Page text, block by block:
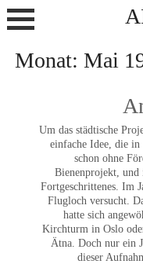
Skip
to
Monat: Mai
Um das städtische
einfache Idee, die
schon ohne
Bienenprojekt, und
Fortgeschrittenes. Im
Flugloch versucht.
hatte sich
Kirchturm in Oslo
Ätna. Doch nur ein
dieser